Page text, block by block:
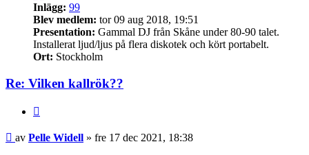
Inlägg: 99
Blev medlem: tor 09 aug 2018, 19:51
Presentation: Gammal DJ från Skåne under 80-90 talet.
Installerat ljud/ljus på flera diskotek och kört portabelt.
Ort: Stockholm
Re: Vilken kallrök??
Inlägg
av Pelle Widell » fre 17 dec 2021, 18:38